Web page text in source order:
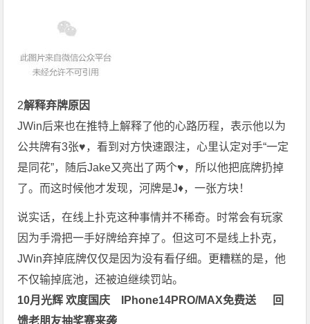
2解释弃牌原因
JWin后来也在推特上解释了他的心路历程，表示他以为
公共牌有3张♥，看到对方快速跟注，心里认定对手“一定
是同花”，随后Jake又亮出了两个♥，所以他把底牌扔掉
了。而这时候他才发现，河牌是J♦，一张方块！
说实话，在线上扑克这种事情并不稀奇。时常会有玩家
因为手滑把一手好牌给弃掉了。但这可不是线上扑克，
JWin弃掉底牌仅仅是因为没有看仔细。更糟糕的是，他
不仅输掉底池，还被迫继续罚站。
10月光辉 欢度国庆 IPhone14PRO/MAX免费送 回
馈老朋友抽奖赛来袭